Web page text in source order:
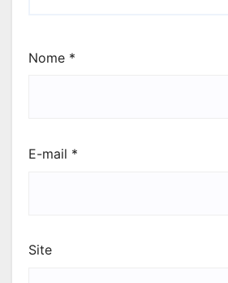
Nome *
E-mail *
Site